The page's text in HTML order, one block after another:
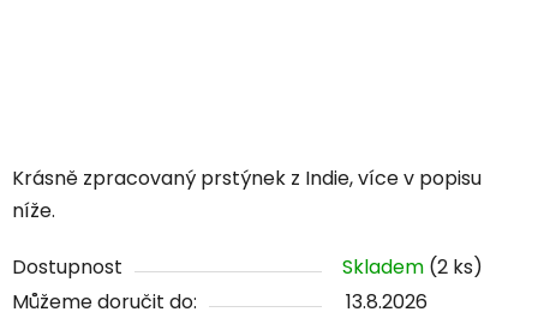
Krásně zpracovaný prstýnek z Indie, více v popisu
níže.
Dostupnost Skladem (2 ks)
Můžeme doručit do:
13.8.2026